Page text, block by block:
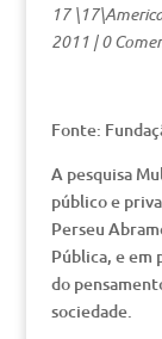
17
2011|0
Fonte:
A pesquisa
público e
Perseu
Pública, e em
do
sociedade.